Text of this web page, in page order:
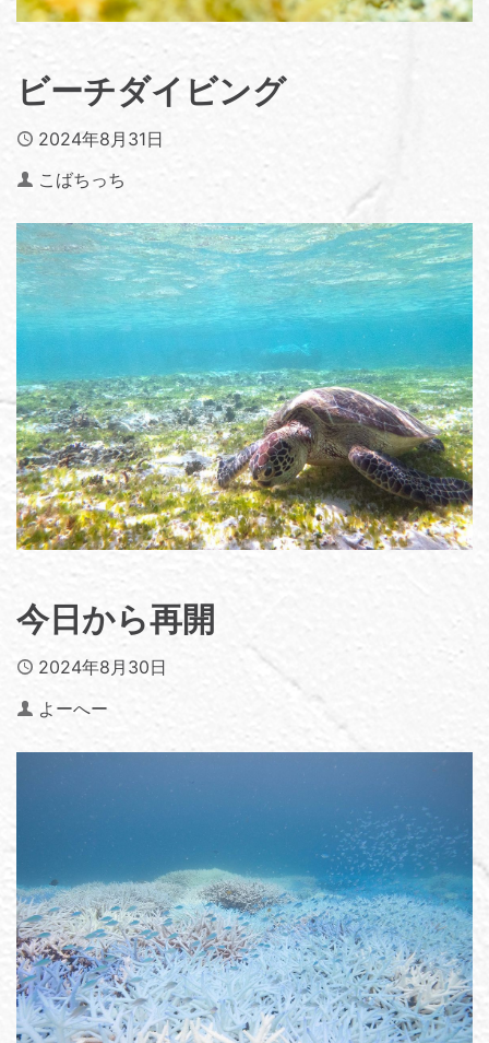
ビーチダイビング
Published
2024年8月31日
Author
こばちっち
今日から再開
Published
2024年8月30日
Author
よーへー